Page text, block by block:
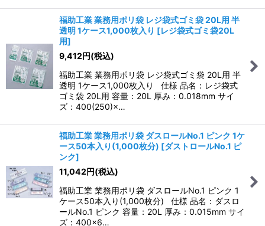
福助工業 業務用ポリ袋 レジ袋式ゴミ袋 20L用 半
透明 1ケース1,000枚入り [レジ袋式ゴミ袋20L
用]
9,412円(税込)
福助工業 業務用ポリ袋 レジ袋式ゴミ袋 20L用 半
透明 1ケース1,000枚入り 仕様 品名：レジ袋式
ゴミ袋 20L用 容量：20L 厚み：0.018mm サイ
ズ：400(250)×…
福助工業 業務用ポリ袋 ダスロールNo.1 ピンク 1ケ
ース50本入り(1,000枚分) [ダストロールNo.1 ピ
ンク]
11,042円(税込)
福助工業 業務用ポリ袋 ダスロールNo.1 ピンク 1
ケース50本入り(1,000枚分) 仕様 品名：ダスロ
ールNo.1 ピンク 容量：20L 厚み：0.015mm サイ
ズ：400×6…